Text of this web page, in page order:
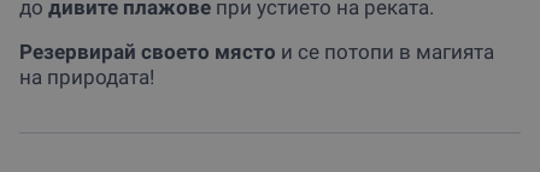
до дивите плажове при устието на реката.
Резервирай своето място и се потопи в магията
на природата!